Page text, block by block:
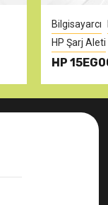
Bilgisayarcı
HP Şarj Aleti
HP